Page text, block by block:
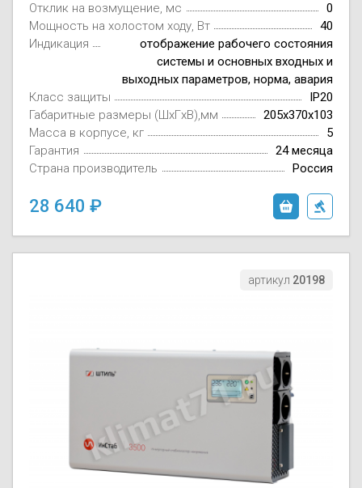
Отклик на возмущение, мс
0
Мощность на холостом ходу, Вт
40
Индикация
отображение рабочего состояния
системы и основных входных и
выходных параметров, норма, авария
Класс защиты
IP20
Габаритные размеры (ШxГxВ),мм
205х370х103
Масса в корпусе, кг
5
Гарантия
24 месяца
Страна производитель
Россия
28 640
артикул 20198